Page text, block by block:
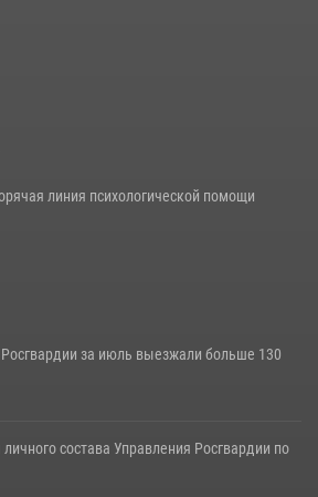
безопасность Всероссийского
в Саранске
линия психологической помощи
за июль выезжали больше 130
состава Управления Росгвардии по